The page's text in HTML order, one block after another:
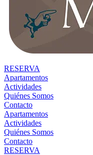
RESERVA
Apartamentos
Actividades
Quiénes Somos
Contacto
Apartamentos
Actividades
Quiénes Somos
Contacto
RESERVA